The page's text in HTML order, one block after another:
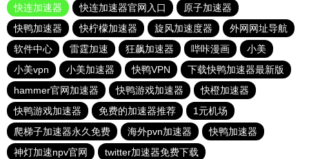
快连加速器
快连加速器官网入口
原子加速器
快鸭加速器
快柠檬加速器 旋风加速度器
外网网址导航
软件中心
雷霆加速 狂飙加速器 哔咔漫画
小美
小美vpn
小美加速器 快鸭VPN
下载快鸭加速器最新版
hammer官网加速器
快鸭游戏加速器
快橙加速器
快鸭游戏加速器
免费的加速器推荐
1元机场
爬梯子加速器永久免费
海外pvn加速器
快鸭加速器
神灯加速npv官网
twitter加速器免费下载